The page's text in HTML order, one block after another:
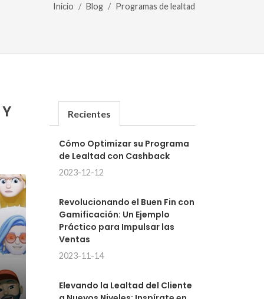
Inicio Blog Programas de lealtad
Recientes
Cómo Optimizar su Programa
de Lealtad con Cashback
2023-12-12
Revolucionando el Buen Fin con
Gamificación: Un Ejemplo
Práctico para Impulsar las
Ventas
2023-11-14
Elevando la Lealtad del Cliente